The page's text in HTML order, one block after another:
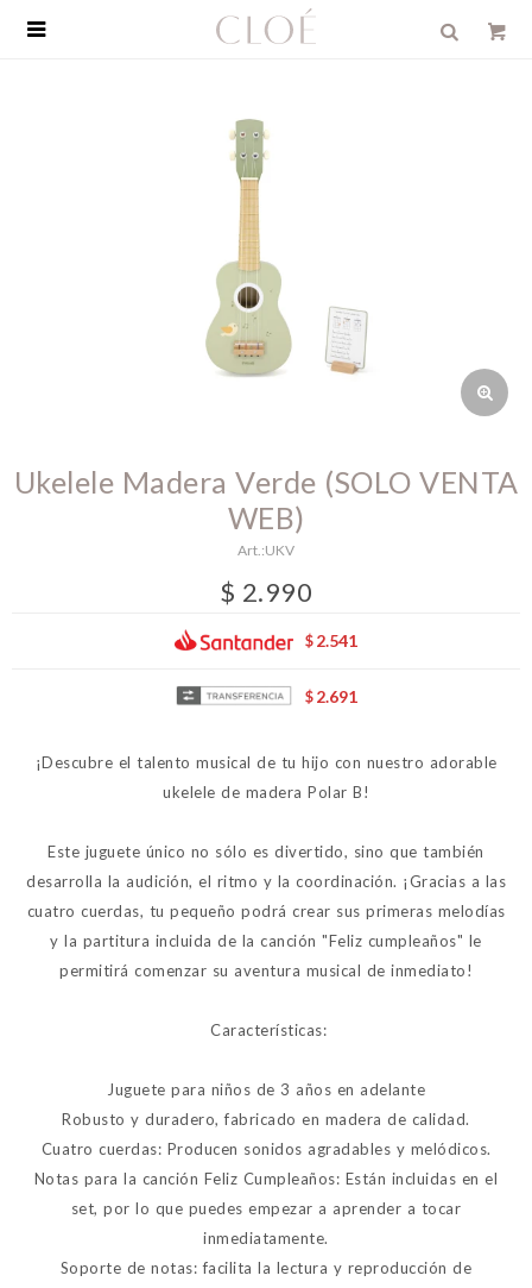

Ukelele Madera Verde (SOLO VENTA
WEB)
UKV
$ 2.990
$ 2.541
$ 2.691
¡Descubre el talento musical de tu hijo con nuestro adorable
ukelele de madera Polar B!
Este juguete único no sólo es divertido, sino que también
desarrolla la audición, el ritmo y la coordinación. ¡Gracias a las
cuatro cuerdas, tu pequeño podrá crear sus primeras melodías
y la partitura incluida de la canción "Feliz cumpleaños" le
permitirá comenzar su aventura musical de inmediato!
Características:
Juguete para niños de 3 años en adelante
Robusto y duradero, fabricado en madera de calidad.
Cuatro cuerdas: Producen sonidos agradables y melódicos.
Notas para la canción Feliz Cumpleaños: Están incluidas en el
set, por lo que puedes empezar a aprender a tocar
inmediatamente.
Soporte de notas: facilita la lectura y reproducción de